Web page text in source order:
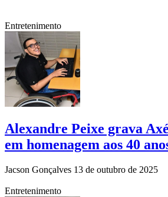
Entretenimento
Alexandre Peixe grava
em homenagem aos 40
Jacson Gonçalves 13 de outubro de 2025
Entretenimento